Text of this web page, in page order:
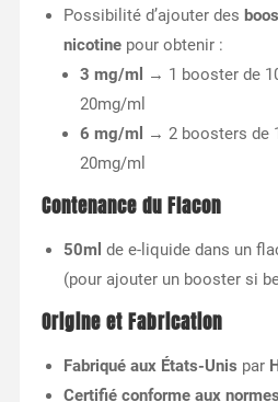
Possibilité d’ajouter des
nicotinepour obtenir :
3 mg/ml
→ 1 booster de
20mg/ml
6 mg/ml
→ 2 boosters de
20mg/ml
Contenance du Flacon
50ml de e-liquide dans un
(pour ajouter un booster si
Origine et Fabrication
Fabriqué aux États-Unis par
Certifié conforme aux